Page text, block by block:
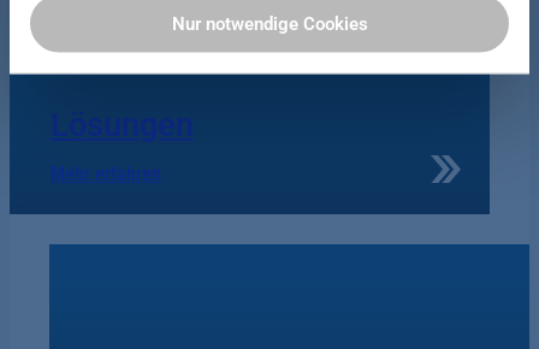
Cookies akzeptieren oder nur notwendige Cookies
zulassen. Sie können Ihre Einwilligung zur Verwendung
von Cookies jederzeit in unserer Datenschutzerklärung
Datenschutzerklärung
Nur notwendige Cookies
Lösungen
Mehr erfahren